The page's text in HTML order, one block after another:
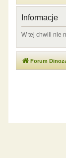
Informacje
W tej chwili nie
Forum